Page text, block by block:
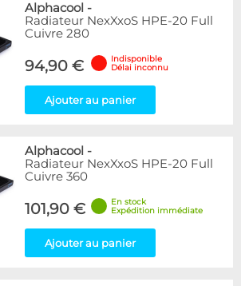
Alphacool -
Radiateur NexXxoS HPE-20 Full
Cuivre 280
94,90 €
Indisponible
Délai inconnu
Ajouter au panier
Alphacool -
Radiateur NexXxoS HPE-20 Full
Cuivre 360
101,90 €
En stock
Expédition immédiate
Ajouter au panier